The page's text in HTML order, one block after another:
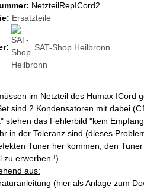
NetzteilRepICord2
Ersatzteile
SAT-Shop Heilbronn
im Netzteil des Humax ICord
sind 2 Kondensatoren mit dabei
stehen das Fehlerbild "kein
in der Toleranz sind (dieses
Tuner her kommen, den
zu erwerben !)
aus:
(hier als Anlage zum